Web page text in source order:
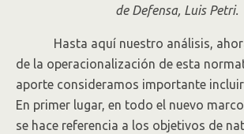
de Defensa, Luis Petri.
Hasta aquí nuestro análisis,
de la operacionalización de esta
aporte consideramos importante incluir
En primer lugar, en todo el nuevo
se hace referencia a los objetivos de